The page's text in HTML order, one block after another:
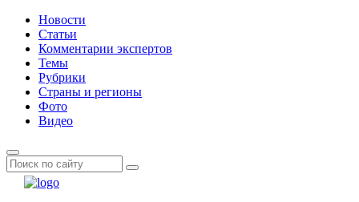
Новости
Статьи
Комментарии экспертов
Темы
Рубрики
Страны и регионы
Фото
Видео